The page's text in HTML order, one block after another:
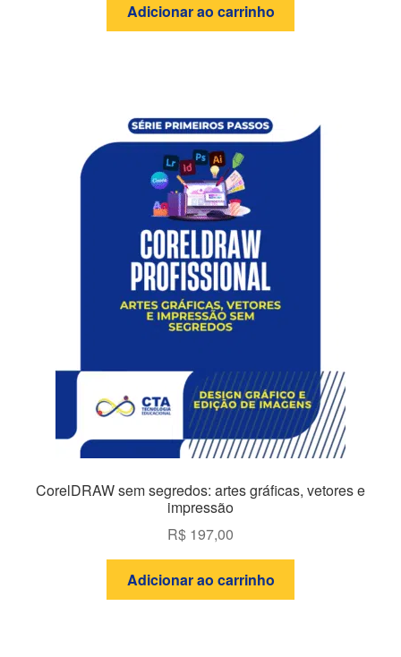
Adicionar ao carrinho
CorelDRAW sem segredos: artes gráficas, vetores e
impressão
R$ 197,00
Adicionar ao carrinho